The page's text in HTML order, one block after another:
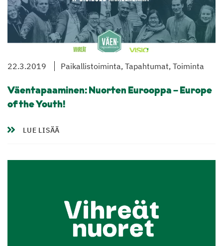
22.3.2019 Paikallistoiminta, Tapahtumat, Toiminta
Väentapaaminen: Nuorten Eurooppa – Europe
of the Youth!
LUE LISÄÄ